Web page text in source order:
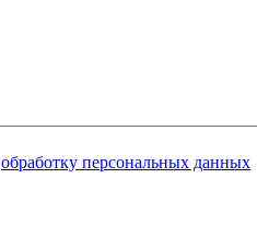
обработку персональных данных